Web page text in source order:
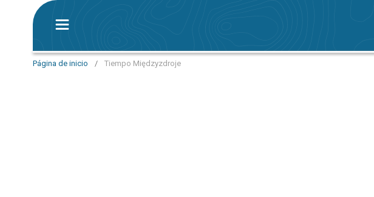
Página de inicio / Tiempo Międzyzdroje